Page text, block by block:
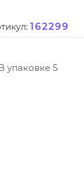
162299
упаковке 5